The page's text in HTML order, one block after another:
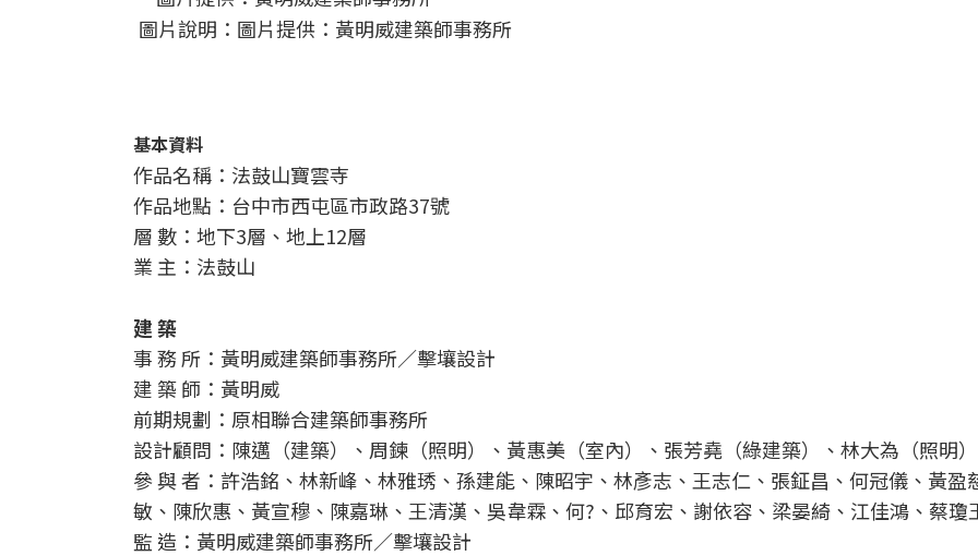
圖片說明：圖片提供：黃明威建築師事務所
基本資料
作品名稱：法鼓山寶雲寺
作品地點：台中市西屯區市政路37號
層 數：地下3層、地上12層
業 主：法鼓山
建 築
事 務 所：黃明威建築師事務所／擊壤設計
建 築 師：黃明威
前期規劃：原相聯合建築師事務所
設計顧問：陳邁（建築）、周鍊（照明）、黃惠美（室內）、張芳堯（綠建築）、林大為（照明）
參 與 者：許浩銘、林新峰、林雅琇、孫建能、陳昭宇、林彥志、王志仁、張鉦昌、何冠儀、黃盈
敏、陳欣惠、黃宣穆、陳嘉琳、王清漢、吳韋霖、何?、邱育宏、謝依容、梁晏綺、江佳鴻、蔡瓊
監 造：黃明威建築師事務所／擊壤設計